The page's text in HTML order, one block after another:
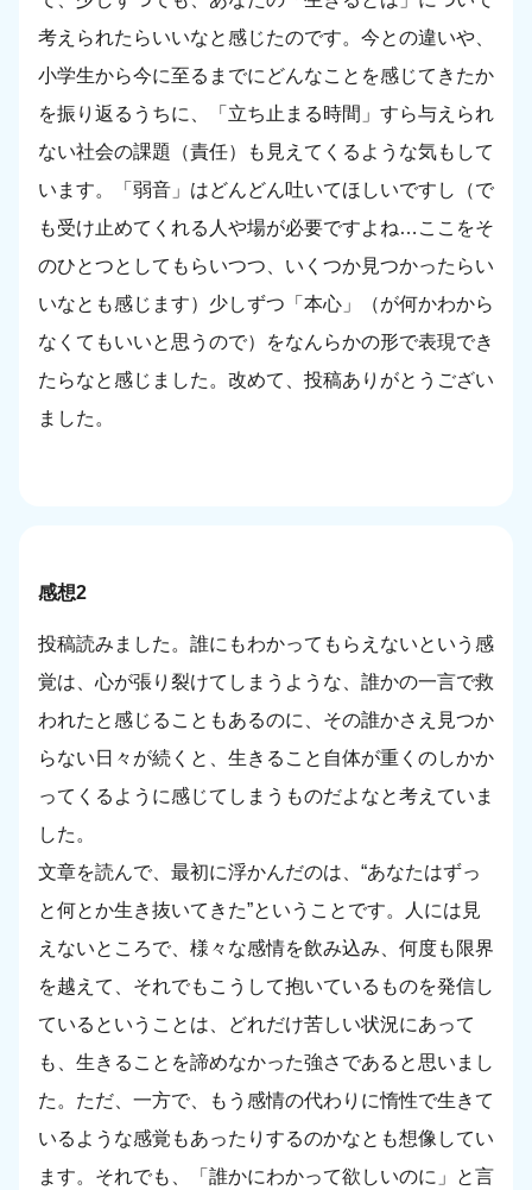
考えられたらいいなと感じたのです。今との違いや、
小学生から今に至るまでにどんなことを感じてきたか
を振り返るうちに、「立ち止まる時間」すら与えられ
ない社会の課題（責任）も見えてくるような気もして
います。「弱音」はどんどん吐いてほしいですし（で
も受け止めてくれる人や場が必要ですよね…ここをそ
のひとつとしてもらいつつ、いくつか見つかったらい
いなとも感じます）少しずつ「本心」（が何かわから
なくてもいいと思うので）をなんらかの形で表現でき
たらなと感じました。改めて、投稿ありがとうござい
ました。
感想2
投稿読みました。誰にもわかってもらえないという感
覚は、心が張り裂けてしまうような、誰かの一言で救
われたと感じることもあるのに、その誰かさえ見つか
らない日々が続くと、生きること自体が重くのしかか
ってくるように感じてしまうものだよなと考えていま
した。
文章を読んで、最初に浮かんだのは、“あなたはずっ
と何とか生き抜いてきた”ということです。人には見
えないところで、様々な感情を飲み込み、何度も限界
を越えて、それでもこうして抱いているものを発信し
ているということは、どれだけ苦しい状況にあって
も、生きることを諦めなかった強さであると思いまし
た。ただ、一方で、もう感情の代わりに惰性で生きて
いるような感覚もあったりするのかなとも想像してい
ます。それでも、「誰かにわかって欲しいのに」と言